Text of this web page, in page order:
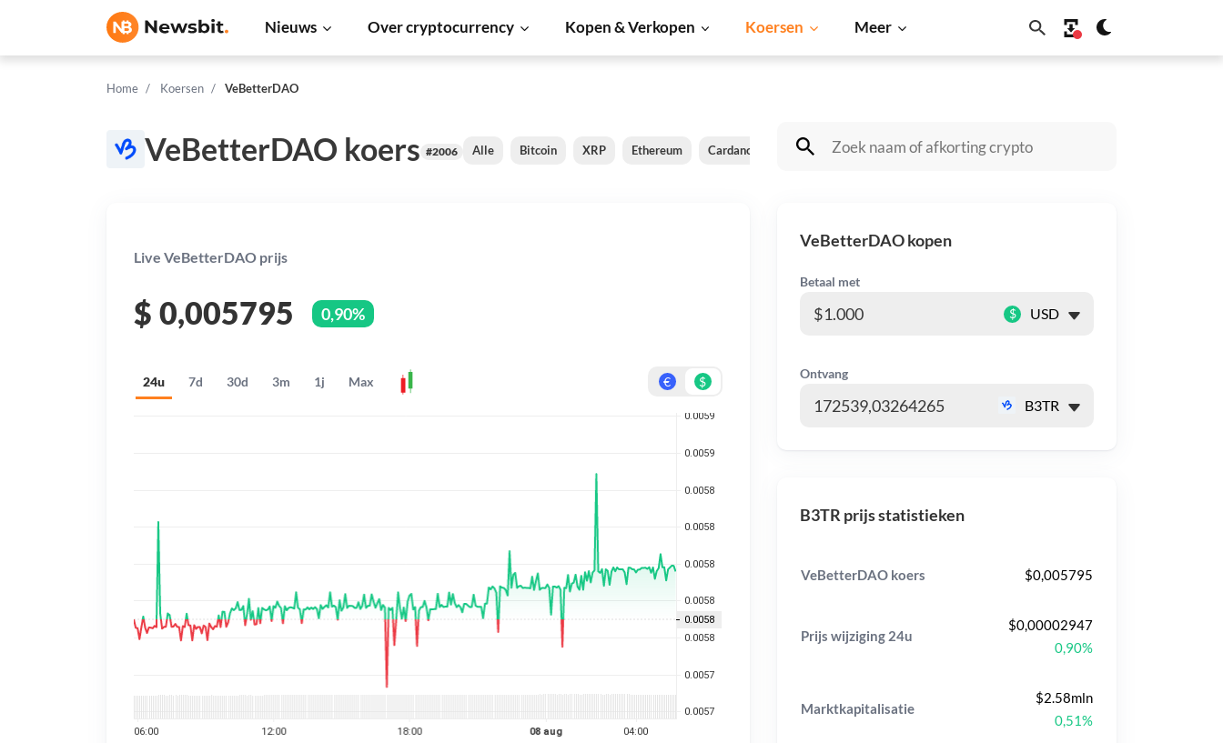
Nieuws Over cryptocurrency Kopen & Verkopen Koersen Meer
Home Koersen VeBetterDAO
VeBetterDAO koers #2006 Alle Bitcoin XRP Ethereum Cardano Shiba Inu Dogecoin Solana BNB
Live VeBetterDAO prijs
$ 0,005795 0,90%
24u 7d 30d 3m 1j Max € $
VeBetterDAO kopen
Betaal met
$
Ontvang
B3TR prijs statistieken
VeBetterDAO koers $0,005795
Prijs wijziging 24u
$0,00002947
0,90%
Marktkapitalisatie
$2.58mln
0,51%